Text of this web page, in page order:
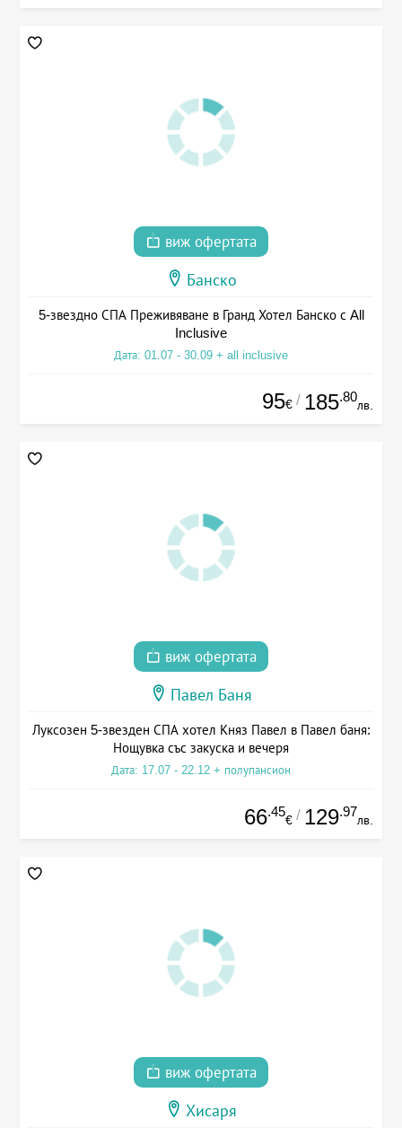
виж офертата
Банско
5-звездно СПА Преживяване в Гранд Хотел Банско с All
Inclusive
Дата: 01.07 - 30.09 + all inclusive
95€ / 185.80
лв.
виж офертата
Павел Баня
Луксозен 5-звезден СПА хотел Княз Павел в Павел баня:
Нощувка със закуска и вечеря
Дата: 17.07 - 22.12 + полупансион
66.45
€ / 129.97
лв.
виж офертата
Хисаря